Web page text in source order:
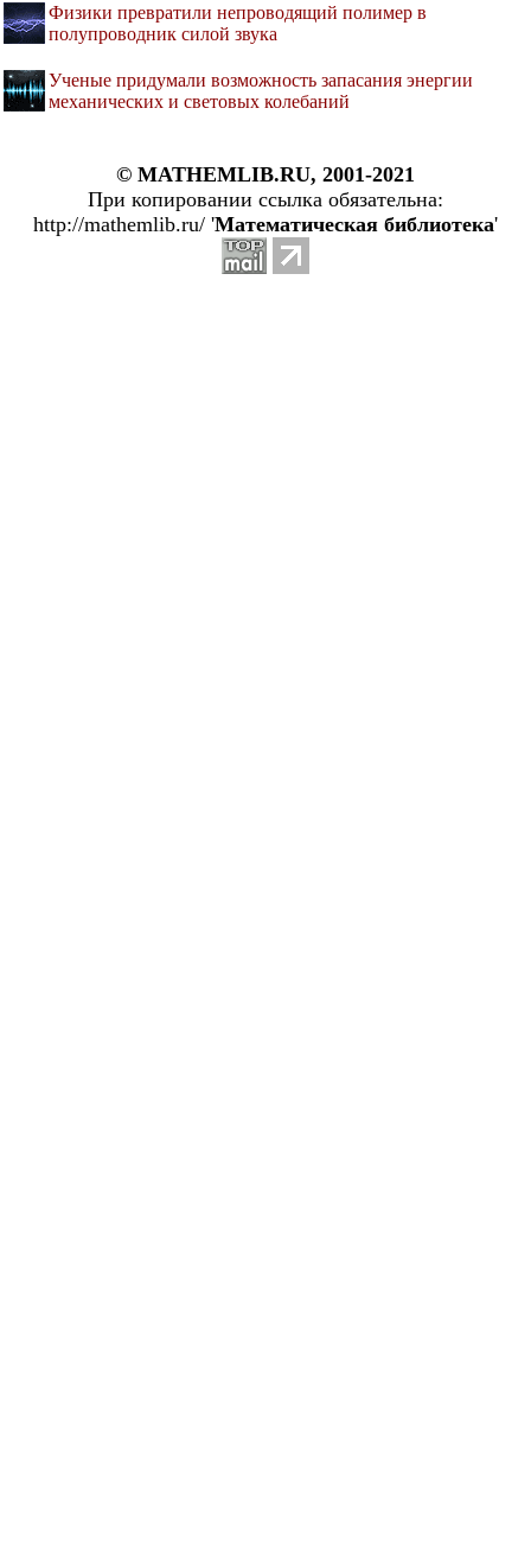
Физики превратили непроводящий полимер в
полупроводник силой звука
Ученые придумали возможность запасания энергии
механических и световых колебаний
© MATHEMLIB.RU, 2001-2021
При копировании ссылка обязательна:
http://mathemlib.ru/ 'Математическая библиотека'